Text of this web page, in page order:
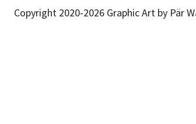
Copyright 2020-2026 Graphic Art by Pär